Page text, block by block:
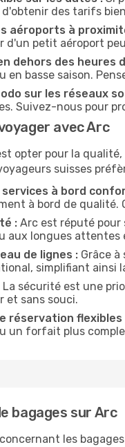
des tarifs
aéroports à
d'un petit aéroport
dehors des heures
en basse saison.
sur les réseaux
Suivez-nous pour
avec Arc
opter pour la
suisses
à bord
à bord de qualité.
: Arc est réputé
aux longues attentes
de lignes : Grâce
simplifiant ainsi
La sécurité est une
et sans souci.
réservation flexibles
un forfait plus
bagages sur Arc
les